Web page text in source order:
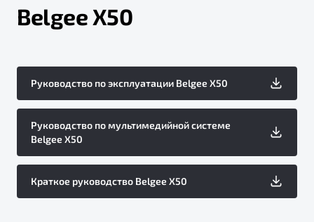
Belgee X50
Руководство по эксплуатации Belgee X50
Руководство по мультимедийной системе
Belgee X50
Краткое руководство Belgee X50